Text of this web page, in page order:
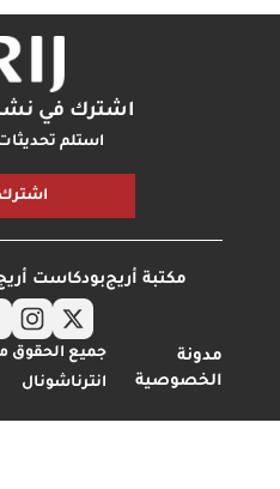
اشترك في نشرتنا
استلم تحديثات حول
مكتبة أريجبودكاست أريجاتصل
جميع الحقوق محفوظة
انترناشونال